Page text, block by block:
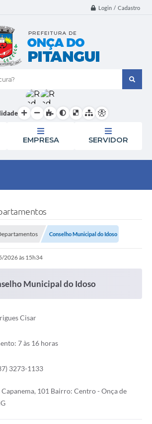
Login / Cadastro
EMPRESA SERVIDOR
Conselho Municipal do Idoso
2026 às 15h34
Municipal do Idoso
Cisar
7 às 16 horas
3273-1133
Capanema, 101 Bairro: Centro - Onça de